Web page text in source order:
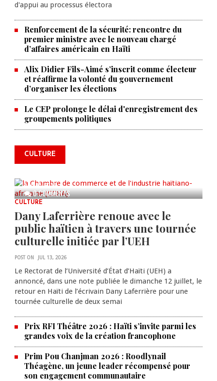
d'appui au processus électora
Renforcement de la sécurité: rencontre du
premier ministre avec le nouveau chargé
d’affaires américain en Haïti
Alix Didier Fils-Aimé s’inscrit comme électeur
et réaffirme la volonté du gouvernement
d’organiser les élections
Le CEP prolonge le délai d'enregistrement des
groupements politiques
CULTURE
0 COMMENTS
La Chambre de commerce et de
l'industrie haïtiano-africaine
commémorer le 235e
anniversaire de la cérémonie du
AUG 05, 2026
CULTURE
Dany Laferrière renoue avec le
public haïtien à travers une tournée
culturelle initiée par l’UEH
POST ON JUL 13, 2026
Le Rectorat de l’Université d’État d’Haïti (UEH) a
annoncé, dans une note publiée le dimanche 12 juillet, le
retour en Haïti de l’écrivain Dany Laferrière pour une
tournée culturelle de deux semai
Prix RFI Théâtre 2026 : Haïti s’invite parmi les
grandes voix de la création francophone
Prim Pou Chanjman 2026 : Roodlynail
Théagène, un jeune leader récompensé pour
son engagement communautaire